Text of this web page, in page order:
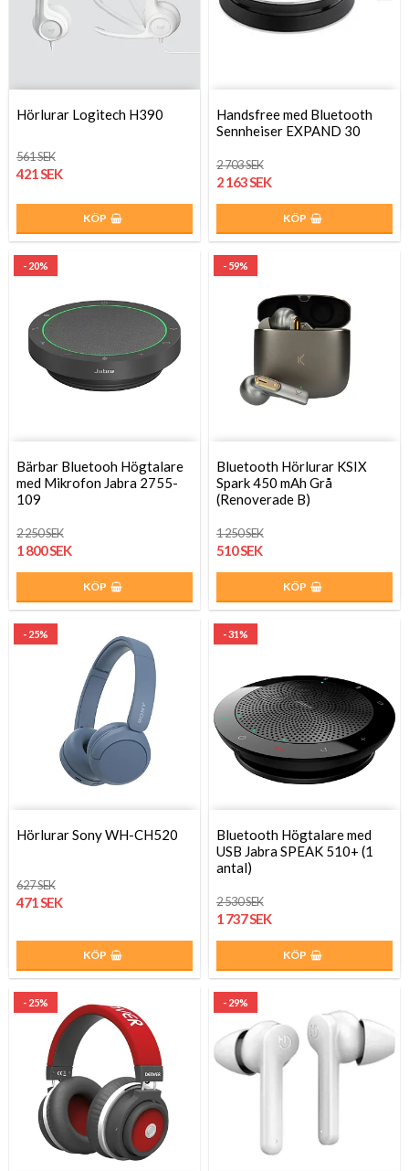
Hörlurar Logitech H390
561 SEK
421 SEK
KÖP
Handsfree med Bluetooth
Sennheiser EXPAND 30
2 703 SEK
2 163 SEK
KÖP
- 20%
Bärbar Bluetooh Högtalare
med Mikrofon Jabra 2755-
109
2 250 SEK
1 800 SEK
KÖP
- 59%
Bluetooth Hörlurar KSIX
Spark 450 mAh Grå
(Renoverade B)
1 250 SEK
510 SEK
KÖP
- 25%
Hörlurar Sony WH-CH520
627 SEK
471 SEK
KÖP
- 31%
Bluetooth Högtalare med
USB Jabra SPEAK 510+ (1
antal)
2 530 SEK
1 737 SEK
KÖP
- 25% - 29%